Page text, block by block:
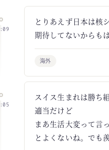
とりあえず日本は核
期待してないからも
海外
スイス生まれは勝ち
適当だけど
まあ生活大変って言
とよくないね。でも